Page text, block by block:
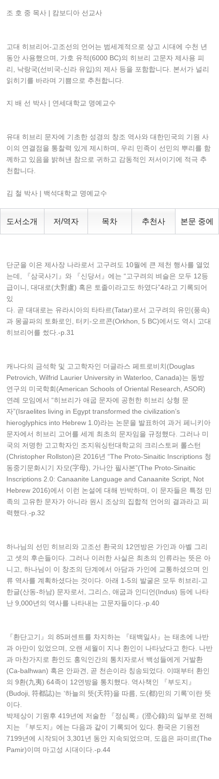
조 호 중 목사 | 캄보디아 선교사
고대 히브리어-고조선의 언어는 범세계적으로 상고 시대에 수천 년
동안 사용했으며, 가호 유적(6000 BC)의 히브리 고문자 제사용 피
리, 낙랑국(선비국-신라 유입)의 제사 등을 포함합니다. 본서가 널리
읽히기를 바라며 기쁨으로 추천합니다.
지 배 선 박사 | 연세대학교 명예교수
유대 히브리 문자에 기초한 성경의 창조 역사와 대한민국의 기원 사
이의 연결점을 통찰력 있게 제시하며, 우리 민족이 선민의 뿌리를 함
께하고 있음을 밝혀낸 참으로 귀하고 감동적인 저서이기에 적극 추
천합니다.
김 철 박사 | 백석대학교 명예교수
도서소개 저/역자 목차 추천사 본문 중에
단군을 이은 제사장 나라로서 고구려도 10월에 큰 제천 행사를 열었
는데, 『삼국사기』와 『신당서』에는 “고구려의 벼슬은 모두 12등
급이니, 대대로(大對盧) 혹은 토졸이라고도 하였다”4라고 기록되어
있
다. 곧 대대로는 유라시아의 타타르(Tatar)로서 고구려의 유민(풍속)
과 몽골파의 토화로인, 터키-오르콘(Orkhon, 5 BC)에서도 역시 고대
히브리어를 썼다.-p.31
캐나다의 금석학 및 고고학자인 더글라스 페트로비치(Douglas
Petrovich, Wilfrid Laurier University in Waterloo, Canada)는 동방
연구의 미국학회(American Schools of Oriental Research, ASOR)
연례 모임에서 “히브리가 애굽 문자에 공헌한 히브리 상형 문
자”(Israelites living in Egypt transformed the civilization’s
hieroglyphics into Hebrew 1.0)라는 논문을 발표하여 과거 페니키아
문자에서 히브리 고어를 세계 최초의 문자임을 규정했다. 그러나 미
국의 저명한 고고학자인 조지워싱턴대학교의 크리스토퍼 롤스턴
(Christopher Rollston)은 2016년 “The Proto-Sinaitic Inscriptions 청
동중기문화시기 자모(字母), 가나안 필사본”(The Proto-Sinaitic
Inscriptions 2.0: Canaanite Language and Canaanite Script, Not
Hebrew 2016)에서 이런 논설에 대해 반박하며, 이 문자들은 특정 민
족의 고유한 문자가 아니라 원시 조상의 집합적 언어의 결과라고 피
력했다.-p.32
하나님의 선민 히브리와 고조선 환국의 12연방은 가인과 아벨 그리
고 셋의 후손들이다. 그러나 이러한 사실은 최초의 인류라는 뜻은 아
니고, 하나님이 이 창조의 단계에서 아담과 가인에 교통하셨으며 인
류 역사를 계획하셨다는 것이다. 아래 1-5의 발굴은 모두 히브리-고
한글(산동-하남) 문자로서, 그리스, 애굽과 인디언(Indus) 등에 나타
난 9,000년의 역사를 나타내는 고문자들이다.-p.40
『환단고기』의 85퍼센트를 차지하는 『태백일사』는 태초에 나반
과 아만이 있었으며, 오랜 세월이 지나 환인이 나타났다고 한다. 나반
과 마찬가지로 환인도 홍익인간의 통치자로서 백성들에게 거발환
(Ca-balhwan) 혹은 안파견, 곧 천손이라 칭송되었다. 이때부터 환인
의 9환(九夷) 64족이 12연방을 통치했다. 역사책인 『부도지』
(Budoji, 符都誌)는 ‘하늘의 뜻(天符)을 따름, 도(都)민의 기록’이란 뜻
이다.
박제상이 기원후 419년에 저술한 『정심록』(澄心錄)의 일부로 전해
지는 『부도지』에는 다음과 같이 기록되어 있다. 환국은 기원전
7199년에 시작되어 3,301년 동안 지속되었으며, 도읍은 파미르(The
Pamir)이며 마고성 시대이다.-p.44